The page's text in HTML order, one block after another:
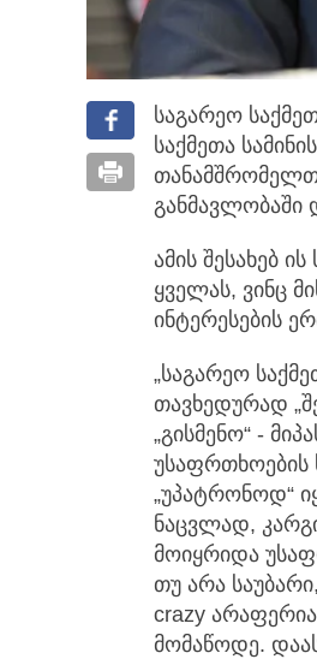
საგარეო
საქმეთა
განმავლობაში
ამის შესახებ
ყველას, ვინც
ინტერესების
„საგარეო
თავხედურად
„გისმენო“ -
„უპატრონოდ“
ნაცვლად,
მოიყრიდა
თუ არა
crazy
მომაწოდე.